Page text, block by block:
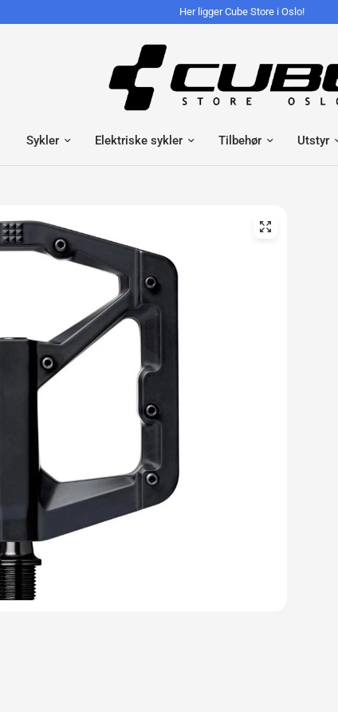
Her ligger Cube Store i Oslo!
Sykler Elektriske sykler Tilbehør Utstyr